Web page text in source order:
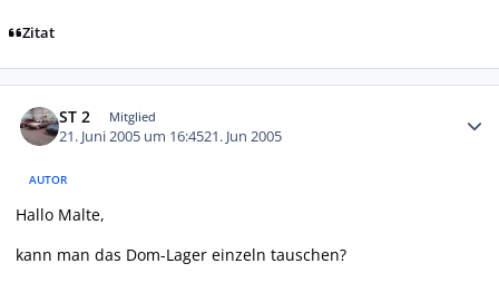
Zitat
ST 2 Mitglied
21. Juni 2005 um 16:4521. Jun 2005
AUTOR
Hallo Malte,
kann man das Dom-Lager einzeln tauschen?